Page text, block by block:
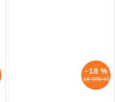
16 990 Kč
–18 %